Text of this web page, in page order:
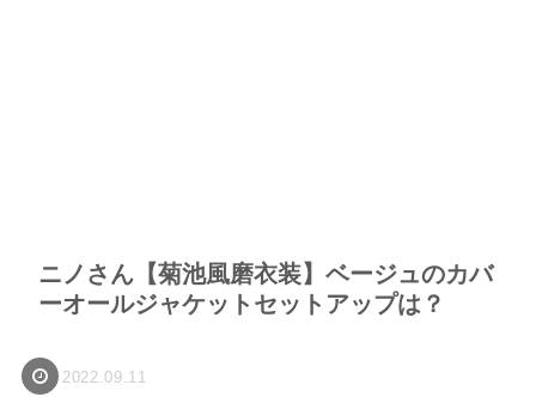
ニノさん【菊池風磨衣装】ベージュのカバ
ーオールジャケットセットアップは？
2022.09.11